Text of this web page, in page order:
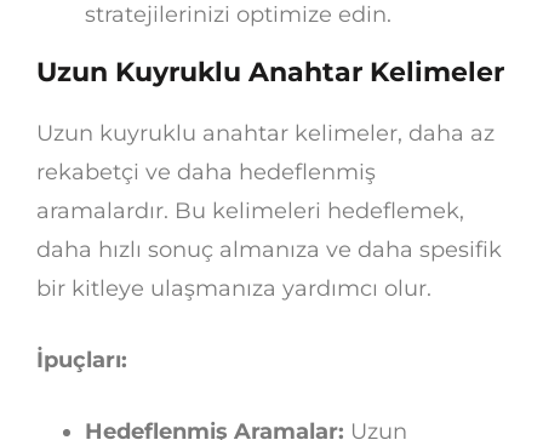
stratejilerinizi optimize edin.
Uzun Kuyruklu Anahtar Kelimeler
Uzun kuyruklu anahtar kelimeler, daha az
rekabetçi ve daha hedeflenmiş
aramalardır. Bu kelimeleri hedeflemek,
daha hızlı sonuç almanıza ve daha spesifik
bir kitleye ulaşmanıza yardımcı olur.
İpuçları:
Hedeflenmiş Aramalar: Uzun